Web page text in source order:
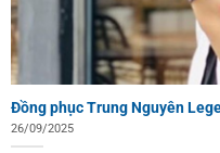
Đồng phục Trung Nguyên
26/09/2025